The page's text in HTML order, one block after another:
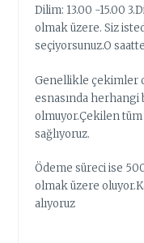
Dilim: 13.00 -15.00
olmak üzere. Siz
seçiyorsunuz.O
Genellikle çekimler
esnasında herhangi
olmuyor.Çekilen
sağlıyoruz.
Ödeme süreci ise
olmak üzere
alıyoruz